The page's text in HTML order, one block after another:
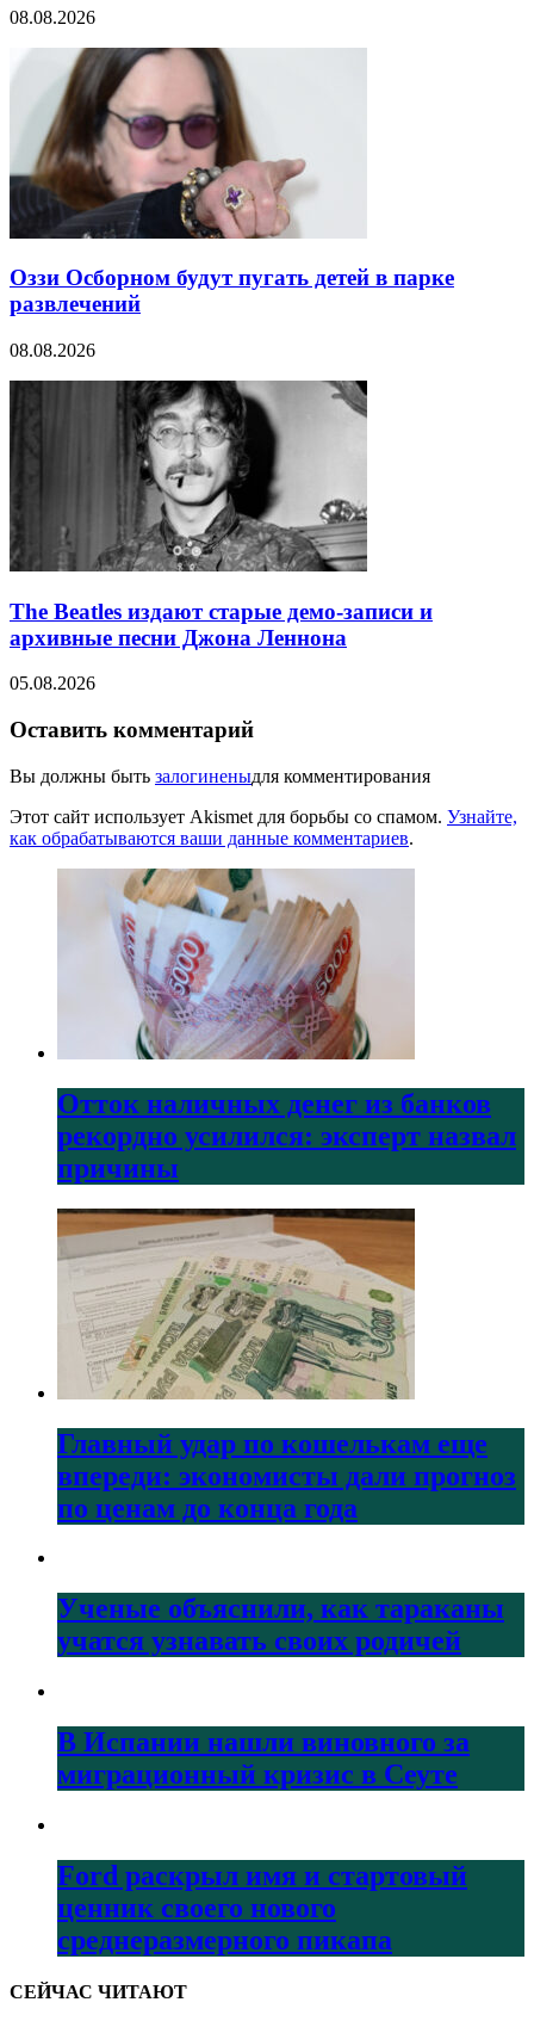
08.08.2026
Оззи Осборном будут пугать детей в парке
развлечений
08.08.2026
The Beatles издают старые демо-записи и
архивные песни Джона Леннона
05.08.2026
Оставить комментарий
Вы должны быть залогиненыдля комментирования
Этот сайт использует Akismet для борьбы со спамом. Узнайте,
как обрабатываются ваши данные комментариев.
Отток наличных денег из банков
рекордно усилился: эксперт назвал
причины
Главный удар по кошелькам еще
впереди: экономисты дали прогноз
по ценам до конца года
Ученые объяснили, как тараканы
учатся узнавать своих родичей
В Испании нашли виновного за
миграционный кризис в Сеуте
Ford раскрыл имя и стартовый
ценник своего нового
среднеразмерного пикапа
СЕЙЧАС ЧИТАЮТ